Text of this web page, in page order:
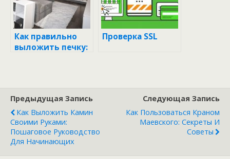
Как правильно
выложить печку:
Проверка SSL
Предыдущая Запись
Как Выложить Камин
Своими Руками:
Пошаговое Руководство
Для Начинающих
Следующая Запись
Как Пользоваться Краном
Маевского: Секреты И
Советы